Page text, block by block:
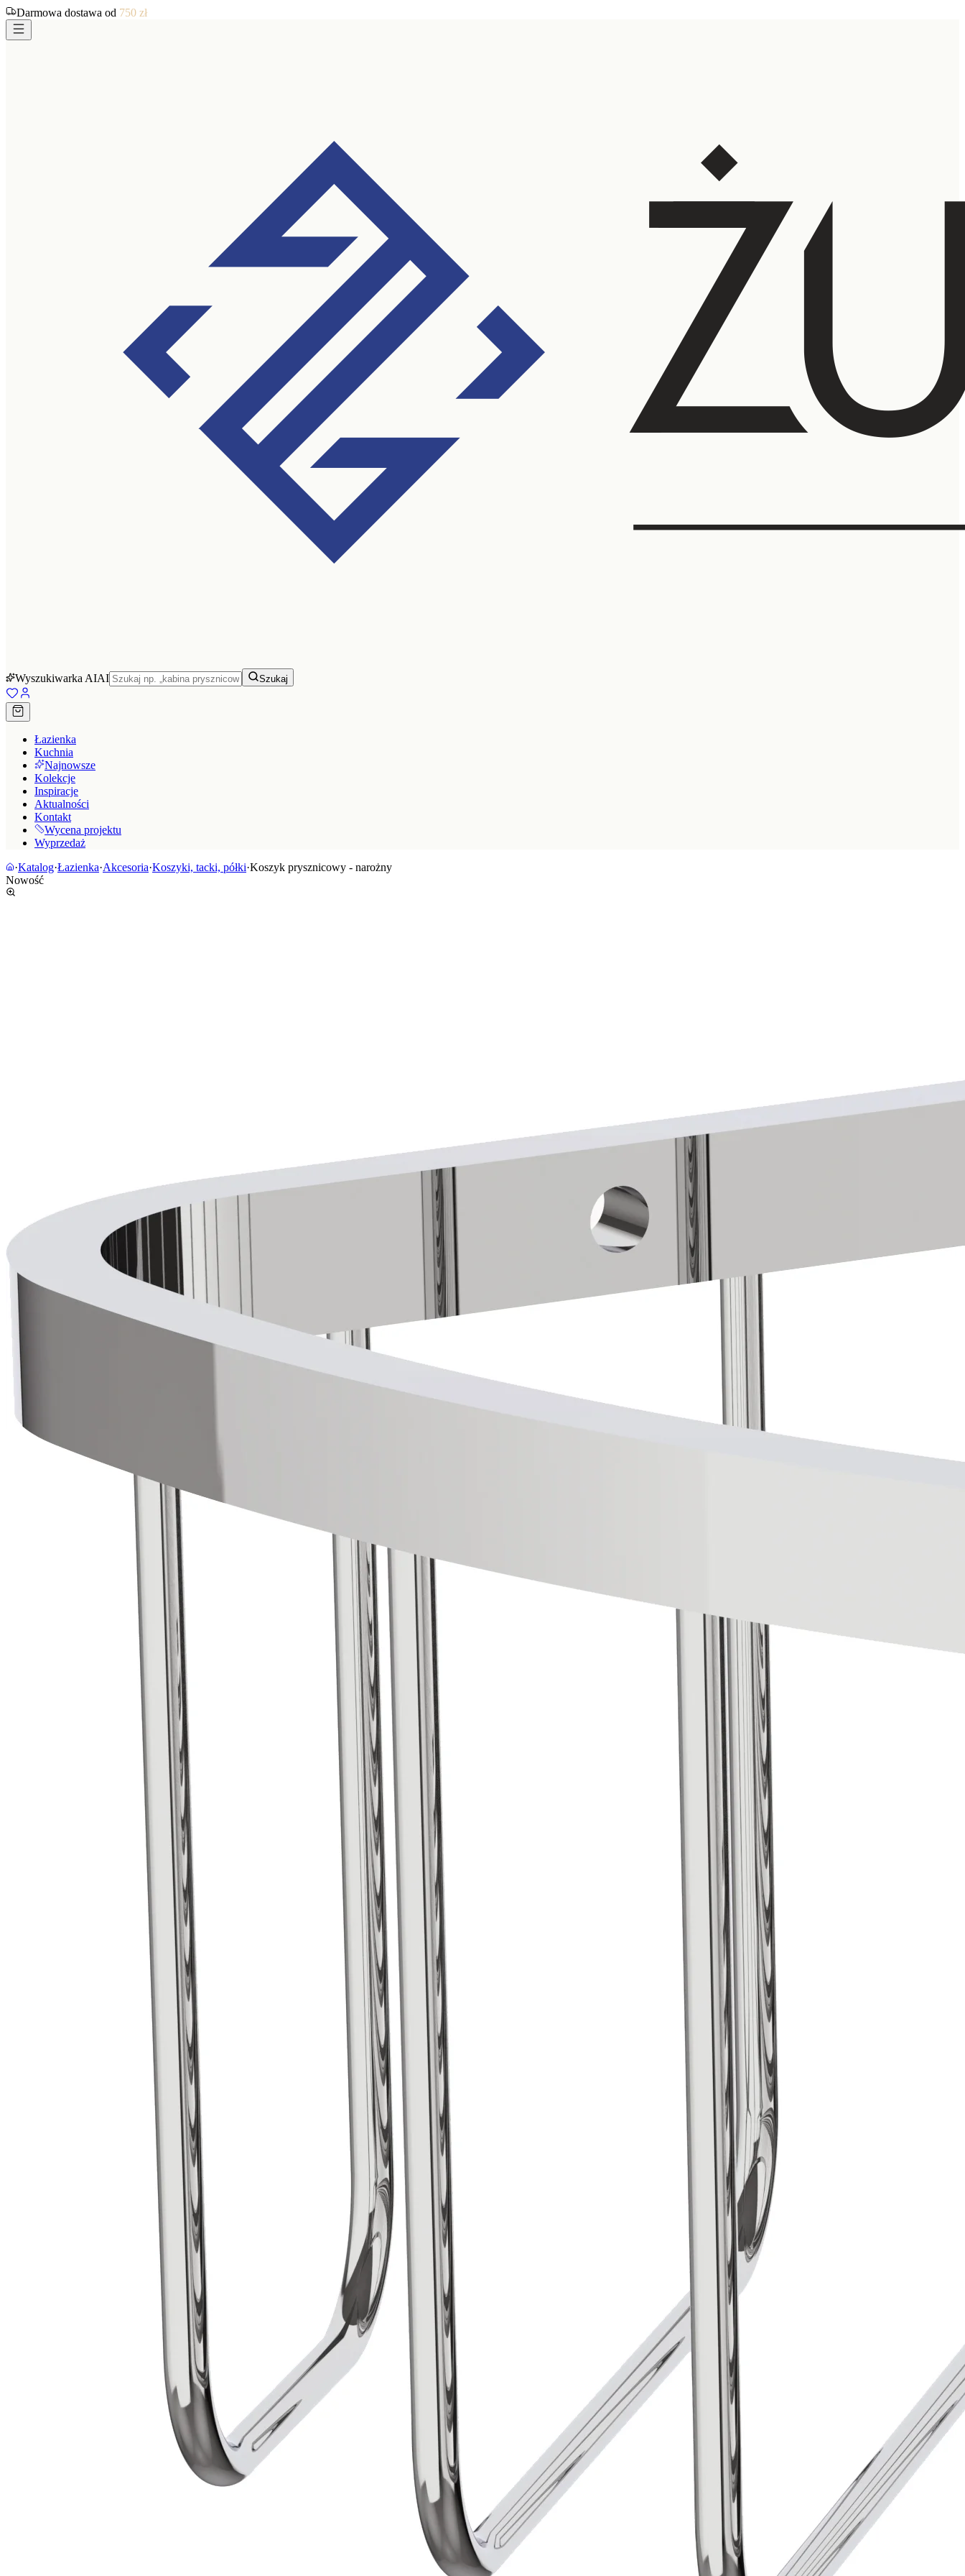
Darmowa dostawa od 750 zł
Wyszukiwarka AIAI Szukaj
Łazienka
Kuchnia
Najnowsze
Kolekcje
Inspiracje
Aktualności
Kontakt
Wycena projektu
Wyprzedaż
·Katalog·Łazienka·Akcesoria·Koszyki, tacki, półki·Koszyk prysznicowy - narożny
Nowość